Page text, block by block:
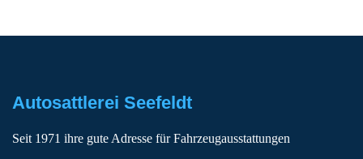
Autosattlerei Seefeldt
Seit 1971 ihre gute Adresse für Fahrzeugausstattungen